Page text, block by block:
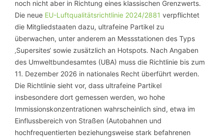
noch nicht aber in Richtung eines klassischen Grenzwerts.
Die neue EU-Luftqualitätsrichtlinie 2024/2881 verpflichtet
die Mitgliedstaaten dazu, ultrafeine Partikel zu
überwachen, unter anderem an Messstationen des Typs
‚Supersites‘ sowie zusätzlich an Hotspots. Nach Angaben
des Umweltbundesamtes (UBA) muss die Richtlinie bis zum
11. Dezember 2026 in nationales Recht überführt werden.
Die Richtlinie sieht vor, dass ultrafeine Partikel
insbesondere dort gemessen werden, wo hohe
Immissionskonzentrationen wahrscheinlich sind, etwa im
Einflussbereich von Straßen (Autobahnen und
hochfrequentierten beziehungsweise stark befahrenen